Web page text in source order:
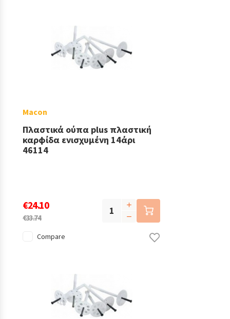
Macon
Πλαστικά ούπα plus πλαστική
καρφίδα ενισχυμένη 14άρι
46114
€24.10
€33.74
Compare